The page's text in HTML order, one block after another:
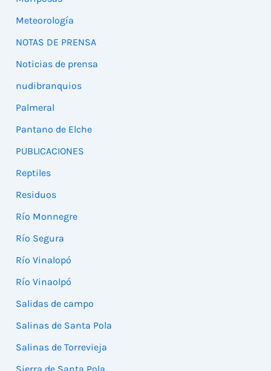
Meteorología
NOTAS DE PRENSA
Noticias de prensa
nudibranquios
Palmeral
Pantano de Elche
PUBLICACIONES
Reptiles
Residuos
Río Monnegre
Río Segura
Río Vinalopó
Río Vinaolpó
Salidas de campo
Salinas de Santa Pola
Salinas de Torrevieja